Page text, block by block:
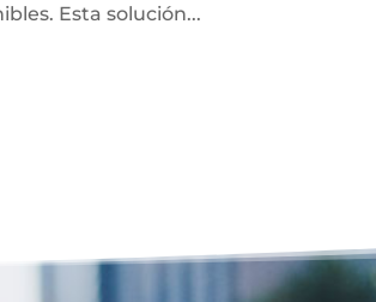
Esta solución...